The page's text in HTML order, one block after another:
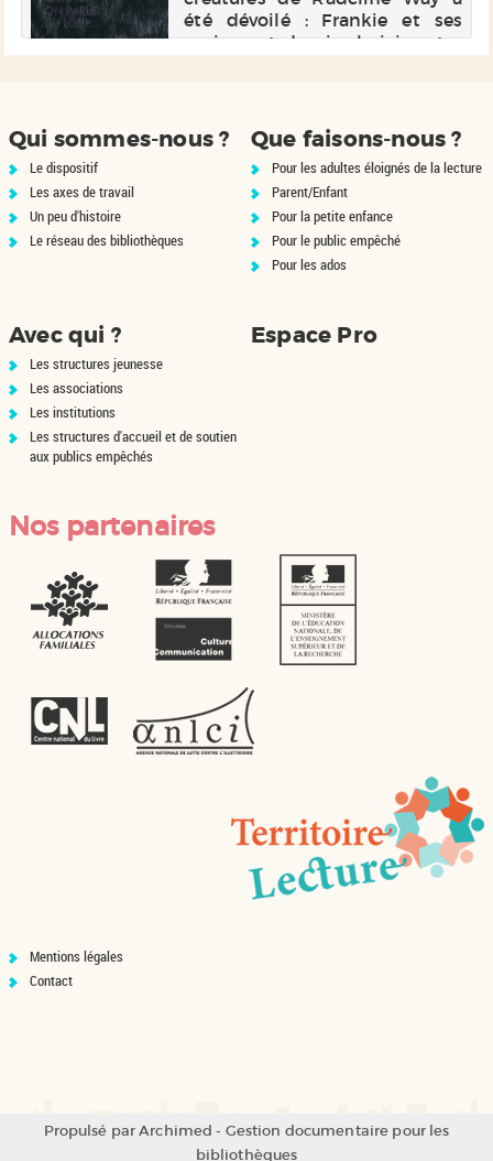
été dévoilé : Frankie et ses
amis vont devoir choisir entre
a fait son ...
Qui sommes-nous ?
Le dispositif
Les axes de travail
Un peu d'histoire
Le réseau des bibliothèques
Que faisons-nous ?
Pour les adultes éloignés de la lecture
Parent/Enfant
Pour la petite enfance
Pour le public empêché
Pour les ados
Avec qui ?
Les structures jeunesse
Les associations
Les institutions
Les structures d'accueil et de soutien
aux publics empêchés
Espace Pro
Nos partenaires
Mentions légales
Contact
Propulsé parArchimed - Gestion documentaire pour les
bibliothèques